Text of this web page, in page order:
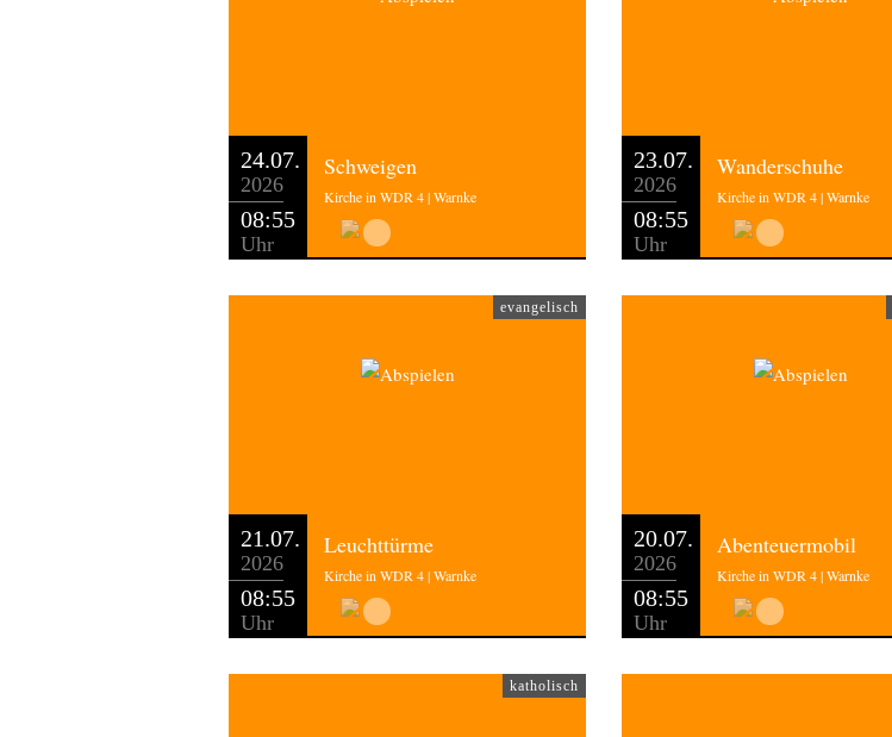
24.07.
2026
08:55
Uhr
Schweigen
Kirche in WDR 4 | Warnke
23.07.
2026
08:55
Uhr
Wanderschuhe
Kirche in WDR 4 | Warnke
evangelisch
21.07.
2026
08:55
Uhr
Leuchttürme
Kirche in WDR 4 | Warnke
20.07.
2026
08:55
Uhr
Abenteuermobil
Kirche in WDR 4 | Warnke
katholisch